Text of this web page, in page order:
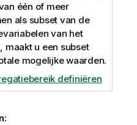
één of meer
als subset van de
van het
maakt u een subset
mogelijke waarden.
definiëren